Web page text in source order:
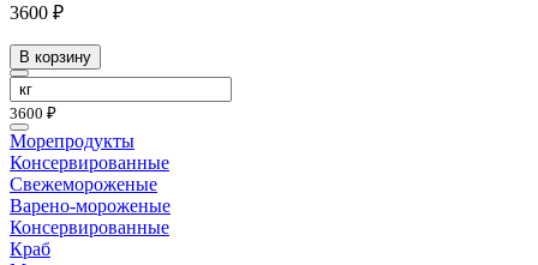
3600 ₽
В корзину
3600 ₽
Морепродукты
Консервированные
Свежемороженые
Варено-мороженые
Консервированные
Краб